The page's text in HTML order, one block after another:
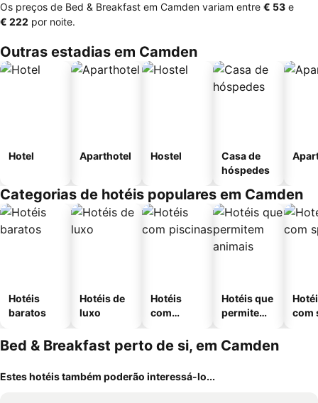
Os preços de Bed & Breakfast em Camden variam entre ‎€ 53 e
‎€ 222 por noite.
Outras estadias em Camden
Hotel Aparthotel Hostel
Casa de
hóspedes
Categorias de hotéis populares em Camden
Hotéis
baratos
Hotéis de
luxo
Hotéis
com
Hotéis que
permitem
com
Bed & Breakfast perto de si, em Camden
Estes hotéis também poderão interessá-lo...